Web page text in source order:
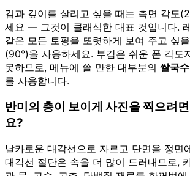
김과 깊이를 살리고 싶을 때는 측면 각도
세요 — 그것이 클래식한 대표 컷입니다.
같은 모든 토핑을 또렷하게 보여 주고 싶
(90°)을 사용하세요. 부감은 쉬운 폰 각도
못하므로, 메뉴에 쓸 만한 대부분의 쌀국
를 사용합니다.
반미의 층이 보이게 사진을 찍으려
요?
날카로운 대각선으로 자르고 단면을 정면
대각선 절단은 속을 더 많이 드러내므로,